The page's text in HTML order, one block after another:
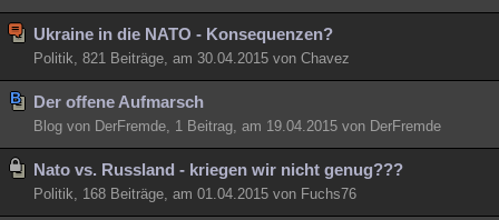
Ukraine in die NATO - Konsequenzen?
Politik, 821 Beiträge, am 30.04.2015 von Chavez
Der offene Aufmarsch
Blog von DerFremde, 1 Beitrag, am 19.04.2015 von DerFremde
Nato vs. Russland - kriegen wir nicht genug???
Politik, 168 Beiträge, am 01.04.2015 von Fuchs76